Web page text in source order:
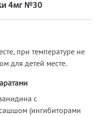
4мг №30
при температуре не
для детей месте.
с
(ингибиторами